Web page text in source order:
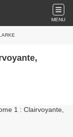
MENU